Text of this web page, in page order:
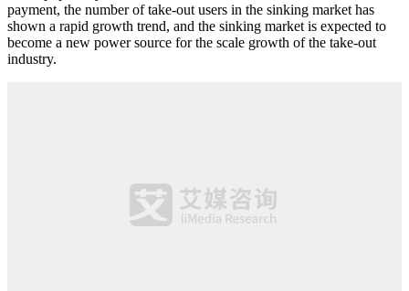
payment, the number of take-out users in the sinking market has
shown a rapid growth trend, and the sinking market is expected to
become a new power source for the scale growth of the take-out
industry.